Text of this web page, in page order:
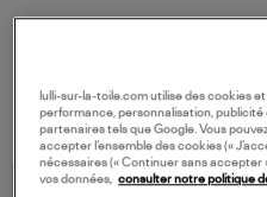
VOS DERNIERS PRODUITS
lulli-sur-la-toile.com utilise des cookies
performance, personnalisation,
partenaires tels que Google. Vous
accepter l’ensemble des cookies («
nécessaires (« Continuer sans accepter
vos données, consulter notre politique